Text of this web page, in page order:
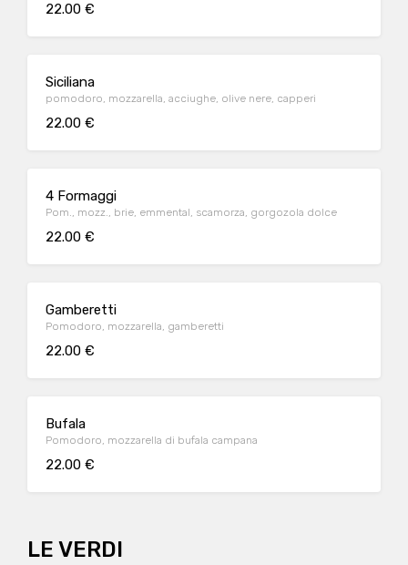
22.00 €
Siciliana
pomodoro, mozzarella, acciughe, olive nere, capperi
22.00 €
4 Formaggi
Pom., mozz., brie, emmental, scamorza, gorgozola dolce
22.00 €
Gamberetti
Pomodoro, mozzarella, gamberetti
22.00 €
Bufala
Pomodoro, mozzarella di bufala campana
22.00 €
LE VERDI